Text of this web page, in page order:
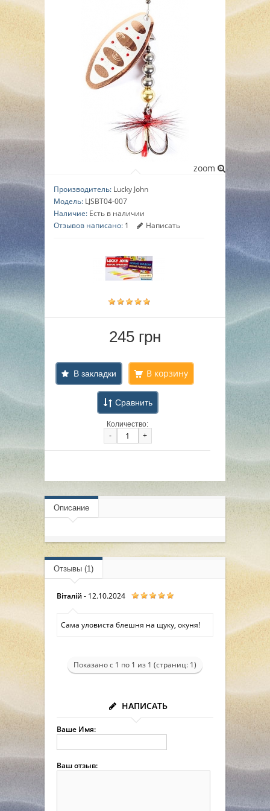
zoom
Производитель: Lucky John
Модель: LJSBT04-007
Наличие: Есть в наличии
Отзывов написано: 1 Написать
245 грн
В закладки
Сравнить
Количество:
-
+
Описание
Отзывы (1)
Віталій- 12.10.2024
Сама уловиста блешня на щуку, окуня!
Показано с 1 по 1 из 1 (страниц: 1)
НАПИСАТЬ
Ваше Имя:
Ваш отзыв: